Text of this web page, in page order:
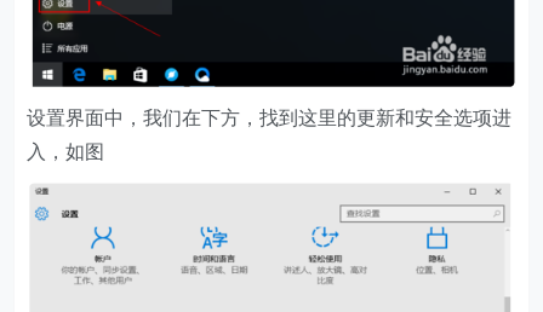
设置界面中，我们在下方，找到这里的更新和安全选项进
入，如图